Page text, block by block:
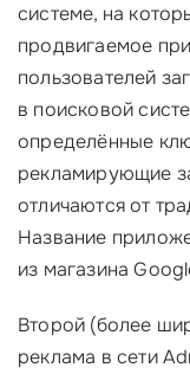
системе, на
продвигаемое
пользователей
в поисковой
определённые
рекламирующие
отличаются от
Название
из магазина
Второй (более
реклама в сети